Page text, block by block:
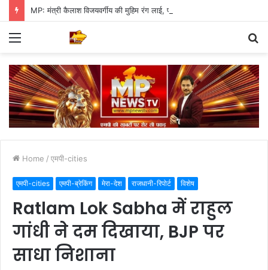
Menu
Home / एमपी-cities
एमपी-cities एमपी-ब्रेकिंग मेरा-देश राजधानी-रिपोर्ट विशेष
Ratlam Lok Sabha में राहुल
गांधी ने दम दिखाया, BJP पर
साधा निशाना